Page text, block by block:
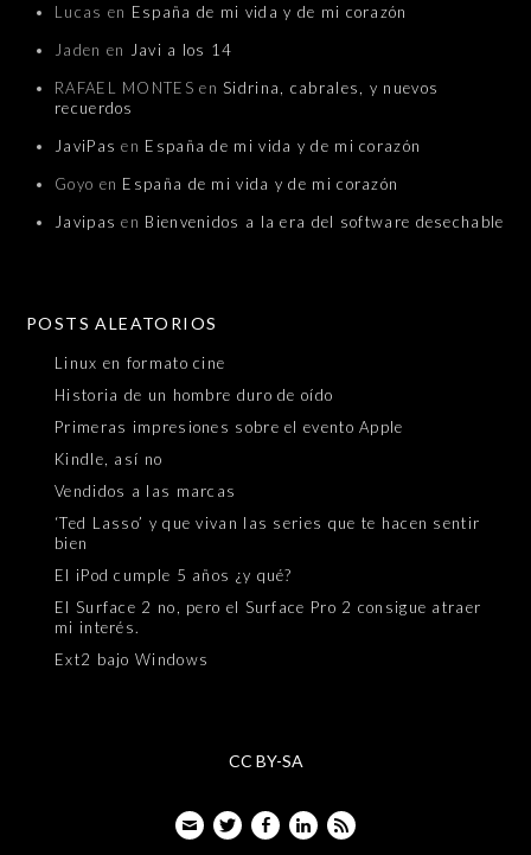
Lucas en España de mi vida y de mi corazón
Jaden en
Javi a los 14
RAFAEL MONTES enSidrina, cabrales, y nuevos
recuerdos
JaviPas en España de mi vida y de mi corazón
Goyo en España de mi vida y de mi corazón
Javipas en Bienvenidos a la era del software desechable
POSTS ALEATORIOS
Linux en formato cine
Historia de un hombre duro de oído
Primeras impresiones sobre el evento Apple
Kindle, así no
Vendidos a las marcas
‘Ted Lasso’ y que vivan las series que te hacen sentir
bien
El iPod cumple 5 años ¿y qué?
El Surface 2 no, pero el Surface Pro 2 consigue atraer
mi interés.
Ext2 bajo Windows
CC BY-SA
EmailTwitterFacebook
LinkedIn
Feed